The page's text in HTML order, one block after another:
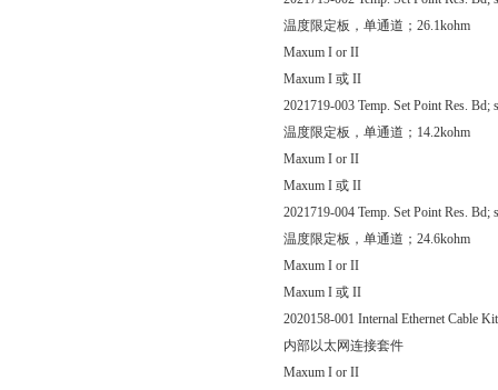
温度限定板，单通道；26.1kohm
Maxum I or II
Maxum I 或 II
2021719-003 Temp. Set Point Res. Bd;
温度限定板，单通道；14.2kohm
Maxum I or II
Maxum I 或 II
2021719-004 Temp. Set Point Res. Bd;
温度限定板，单通道；24.6kohm
Maxum I or II
Maxum I 或 II
2020158-001 Internal Ethernet Cable Kit
内部以太网连接套件
Maxum I or II